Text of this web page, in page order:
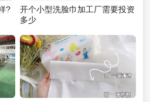
?
开个小型洗脸巾加工厂需要投资
多少